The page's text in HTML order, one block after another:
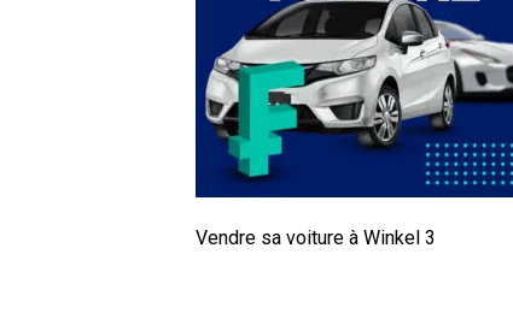
Vendre sa voiture à Winkel 3